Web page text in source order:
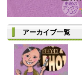
アーカイブ一覧